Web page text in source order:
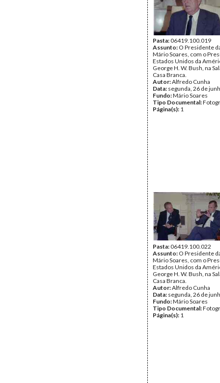
Pasta:06419.100.019
Assunto: O Presidente
Mário Soares, com o
Estados Unidos da
George H. W. Bush, na
Casa Branca.
Autor:Alfredo Cunha
Data: segunda, 26 de
Fundo:Mário Soares
Tipo Documental:
Página(s): 1
Pasta:06419.100.022
Assunto: O Presidente
Mário Soares, com o
Estados Unidos da
George H. W. Bush, na
Casa Branca.
Autor:Alfredo Cunha
Data: segunda, 26 de
Fundo:Mário Soares
Tipo Documental:
Página(s): 1